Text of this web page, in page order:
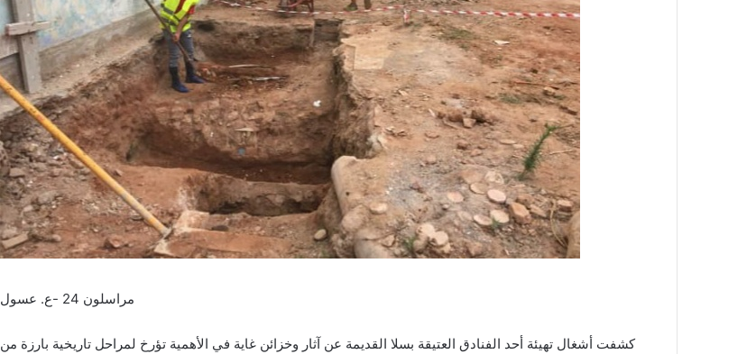
مراسلون 24 -ع. عسول
كشفت أشغال تهيئة أحد الفنادق العتيقة بسلا القديمة عن آثار وخزائن غاية في الأهمية تؤرخ لمراحل تاريخية بارزة من